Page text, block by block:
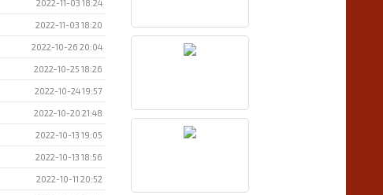
2022-11-03 18:24
2022-11-03 18:20
2022-10-26 20:04
2022-10-25 18:26
2022-10-24 19:57
2022-10-20 21:48
2022-10-13 19:05
2022-10-13 18:56
2022-10-11 20:52